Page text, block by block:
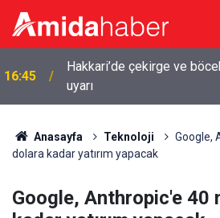
16:45
Hakkari’de çekirge ve
uyarı
Anasayfa Teknoloji
Google,
dolara kadar yatırım yapacak
Google, Anthropic'e 40